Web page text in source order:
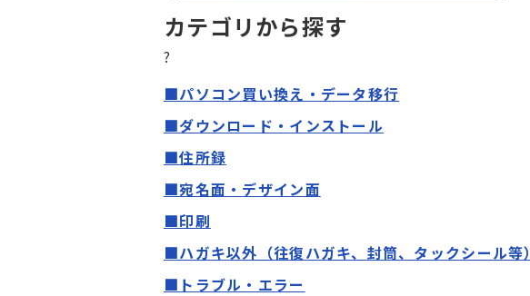
カテゴリから探す
?
■パソコン買い換え・データ移行
■ダウンロード・インストール
■住所録
■宛名面 ・ デザイン面
■印刷
■ハガキ以外（往復ハガキ、封筒、タックシール等）
■トラブル・エラー